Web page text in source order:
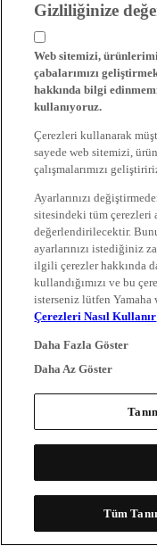
Gizliliğinize
Web sitemizi,
çabalarımızı
hakkında bilgi
kullanıyoruz.
Çerezleri kullanarak
sayede web sitemizi,
çalışmalarımızı
Ayarlarınızı
sitesindeki tüm çerezleri
değerlendirilecektir.
ayarlarınızı istediğiniz
ilgili çerezler hakkında
kullandığımızı ve bu
isterseniz lütfen
Çerezleri Nasıl Kullanır
Daha Fazla Göster
Daha Az Göster
Tüm